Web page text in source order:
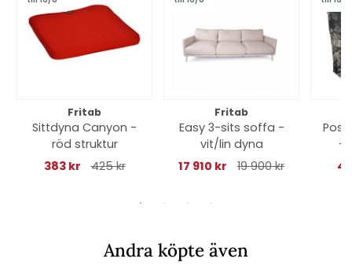
Fritab
Sittdyna Canyon -
röd struktur
383 kr
425 kr
Fritab
Easy 3-sits soffa -
vit/lin dyna
17 910 kr
19 900 kr
-
Andra köpte även